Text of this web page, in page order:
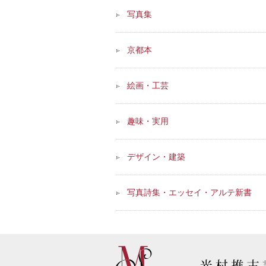
写真集
京都本
絵画・工芸
趣味・実用
デザイン・建築
写真詩集・エッセイ・アルテ新書